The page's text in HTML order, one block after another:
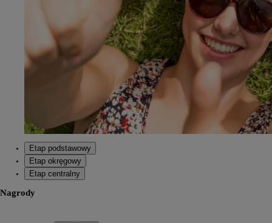
Etap podstawowy
Etap okręgowy
Etap centralny
Nagrody